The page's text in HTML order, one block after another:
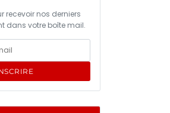
recevoir nos derniers
dans votre boîte mail.